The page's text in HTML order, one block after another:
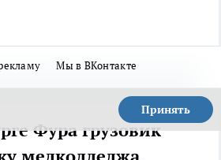
Мы в ВКонтакте
Принять
Фура грузовик